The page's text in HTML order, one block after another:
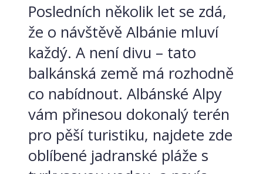
Posledních několik let se zdá,
že o návštěvě Albánie mluví
každý. A není divu – tato
balkánská země má rozhodně
co nabídnout. Albánské Alpy
vám přinesou dokonalý terén
pro pěší turistiku, najdete zde
oblíbené jadranské pláže s